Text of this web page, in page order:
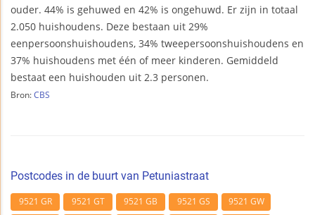
ouder. 44% is gehuwed en 42% is ongehuwd. Er zijn in totaal
2.050 huishoudens. Deze bestaan uit 29%
eenpersoonshuishoudens, 34% tweepersoonshuishoudens en
37% huishoudens met één of meer kinderen. Gemiddeld
bestaat een huishouden uit 2.3 personen.
Bron: CBS
Postcodes in de buurt van Petuniastraat
9521 GR 9521 GT 9521 GB 9521 GS
9521 GW